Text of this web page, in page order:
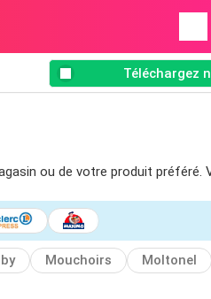
Téléchargez
ou de votre produit préféré.
Mouchoirs Moltonel